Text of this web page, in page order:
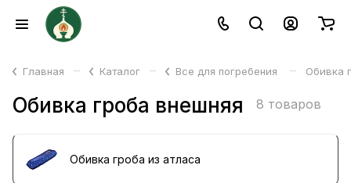
Главная – Каталог – Все для погребения – Обивка
Обивка гроба внешняя 8 товаров
Обивка гроба из атласа